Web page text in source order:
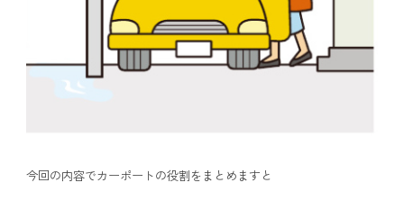
今回の内容でカーポートの役割をまとめますと